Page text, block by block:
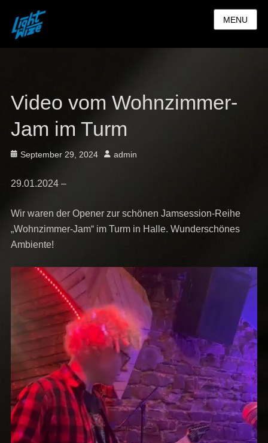
MENU
Video vom Wohnzimmer-
Jam im Turm
Posted
September 29, 2024 Author
admin
29.01.2024 –
Wir waren der Opener zur schönen Jamsession-Reihe
„Wohnzimmer-Jam“ im Turm in Halle. Wunderschönes
Ambiente!